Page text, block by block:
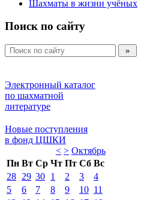
Шахматы в жизни учёных
Поиск по сайту
Электронный каталог
по шахматной
литературе
Новые поступления
в фонд ЦШКИ
< > Октябрь
Пн Вт Ср Чт Пт Сб Вс
28 29 30 1 2 3
4
5
6 7 8 9 10 11